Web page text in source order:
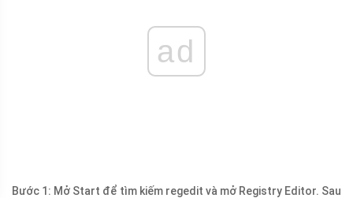
ad
Bước 1: Mở Start để tìm kiếm regedit và mở Registry Editor. Sau